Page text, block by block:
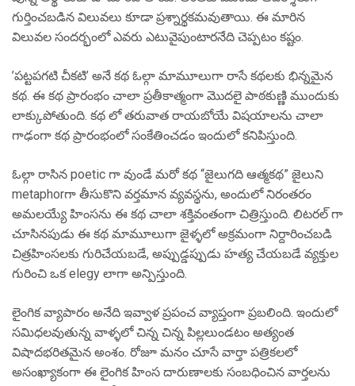
గుర్తించబడిన విలువలు కూడా ప్రశ్నార్థకమవుతాయి. ఈ మారిన
విలువల సందర్భంలో ఎవరు ఎటువైపుంటారనేది చెప్పటం కష్టం.
’పట్టపగటి చీకటి’ అనే కథ ఓల్గా మామూలుగా రాసే కథలకు భిన్నమైన
కథ. ఈ కథ ప్రారంభం చాలా ప్రతీకాత్మంగా మొదలై పాఠకుణ్ణి ముందుకు
లాక్కుపోతుంది. కథ లో తరువాత రాయబోయే విషయాలను చాలా
గాఢంగా కథ ప్రారంభంలో సంకేతించడం ఇందులో కనిపిస్తుంది.
ఓల్గా రాసిన poetic గా వుండే మరో కథ “జైలుగది ఆత్మకథ” జైలుని
metaphorగా తీసుకొని వర్తమాన వ్యవస్థను, అందులో నిరంతరం
అమలయ్యే హింసను ఈ కథ చాలా శక్తివంతంగా చిత్రిస్తుంది. లిటరల్ గా
చూసినపుడు ఈ కథ మామూలుగా జైళ్ళలో అక్రమంగా నిర్దారించబడి
చిత్రహింసలకు గురిచేయబడే, అప్పుడ్డప్పుడు హత్య చేయబడే వ్యక్తుల
గురించి ఒక elegy లాగా అన్పిస్తుంది.
లైంగిక వ్యాపారం అనేది ఇవ్వాళ ప్రపంచ వ్యాప్తంగా ప్రబలింది. ఇందులో
సమిధలవుతున్న వాళ్ళలో చిన్న చిన్న పిల్లలుండటం అత్యంత
విషాదభరితమైన అంశం. రోజూ మనం చూసే వార్తా పత్రికలలో
అసంఖ్యాకంగా ఈ లైంగిక హింస దారుణాలకు సంబధించిన వార్తలను